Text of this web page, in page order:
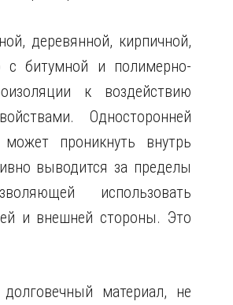
деревянной, кирпичной,
с битумной и полимерно-
к воздействию
Односторонней
проникнуть внутрь
выводится за пределы
использовать
и внешней стороны. Это
материал, не